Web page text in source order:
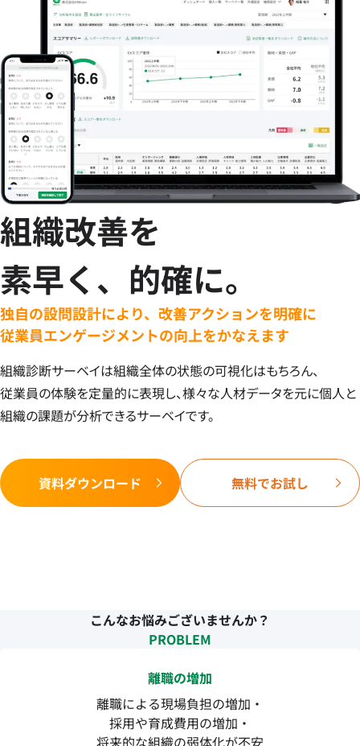
組織改善を
素早く、的確に。
独自の設問設計により、改善アクションを明確に
従業員エンゲージメントの向上をかなえます
組織診断サーベイは組織全体の状態の可視化はもちろん、
従業員の体験を定量的に表現し、様々な人材データを元に個人と
組織の課題が分析できるサーベイです。
資料ダウンロード 無料でお試し
こんなお悩みございませんか？
PROBLEM
離職の増加
離職による現場負担の増加・
採用や育成費用の増加・
将来的な組織の弱体化が不安